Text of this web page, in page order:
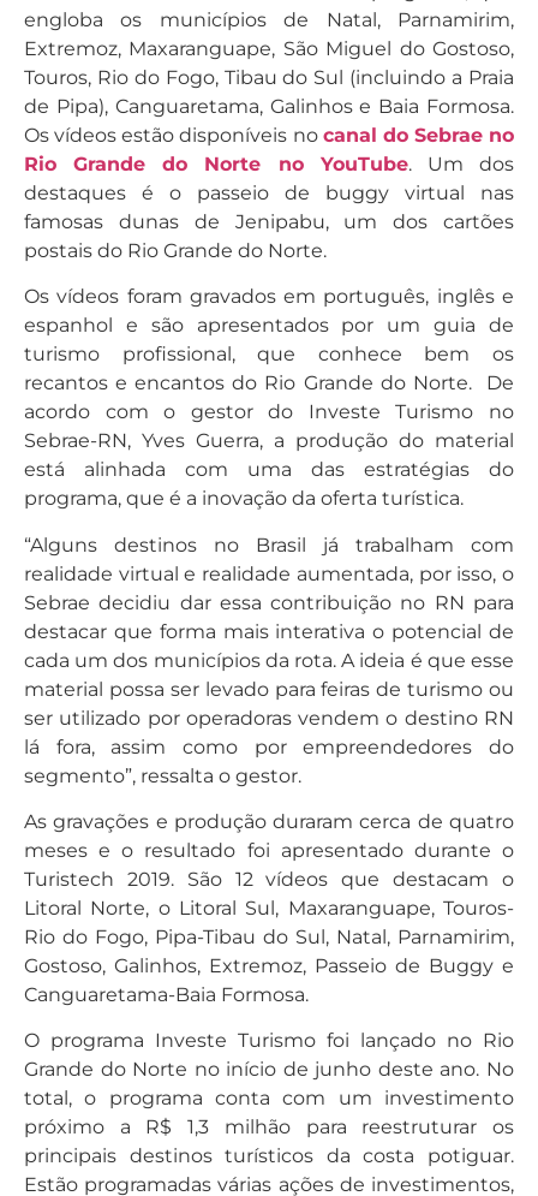
engloba os municípios de Natal, Parnamirim,
Extremoz, Maxaranguape, São Miguel do Gostoso,
Touros, Rio do Fogo, Tibau do Sul (incluindo a Praia
de Pipa), Canguaretama, Galinhos e Baia Formosa.
Os vídeos estão disponíveis no canal do Sebrae no
Rio Grande do Norte no YouTube. Um dos
destaques é o passeio de buggy virtual nas
famosas dunas de Jenipabu, um dos cartões
postais do Rio Grande do Norte.
Os vídeos foram gravados em português, inglês e
espanhol e são apresentados por um guia de
turismo profissional, que conhece bem os
recantos e encantos do Rio Grande do Norte. De
acordo com o gestor do Investe Turismo no
Sebrae-RN, Yves Guerra, a produção do material
está alinhada com uma das estratégias do
programa, que é a inovação da oferta turística.
“Alguns destinos no Brasil já trabalham com
realidade virtual e realidade aumentada, por isso, o
Sebrae decidiu dar essa contribuição no RN para
destacar que forma mais interativa o potencial de
cada um dos municípios da rota. A ideia é que esse
material possa ser levado para feiras de turismo ou
ser utilizado por operadoras vendem o destino RN
lá fora, assim como por empreendedores do
segmento”, ressalta o gestor.
As gravações e produção duraram cerca de quatro
meses e o resultado foi apresentado durante o
Turistech 2019. São 12 vídeos que destacam o
Litoral Norte, o Litoral Sul, Maxaranguape, Touros-
Rio do Fogo, Pipa-Tibau do Sul, Natal, Parnamirim,
Gostoso, Galinhos, Extremoz, Passeio de Buggy e
Canguaretama-Baia Formosa.
O programa Investe Turismo foi lançado no Rio
Grande do Norte no início de junho deste ano. No
total, o programa conta com um investimento
próximo a R$ 1,3 milhão para reestruturar os
principais destinos turísticos da costa potiguar.
Estão programadas várias ações de investimentos,